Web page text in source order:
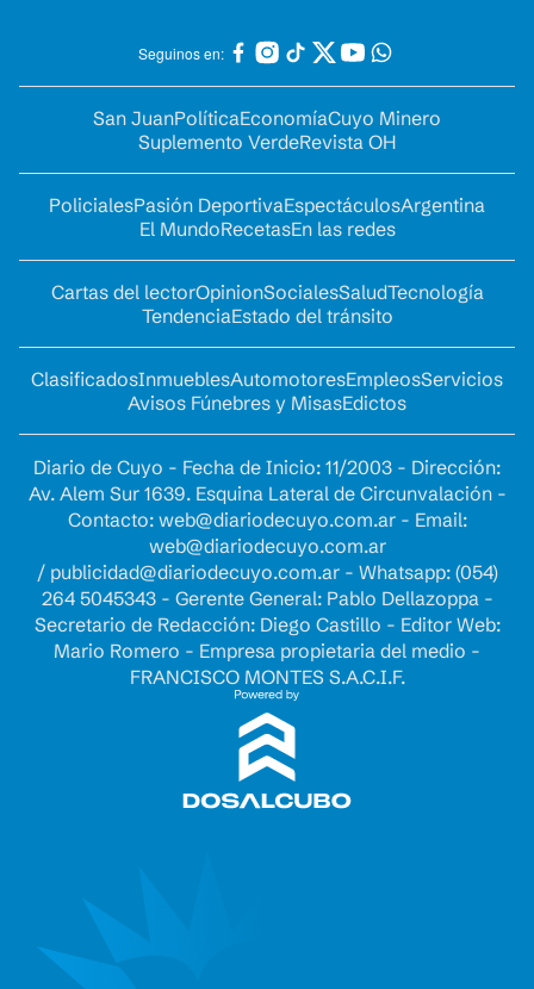
Seguinos en:
San JuanPolíticaEconomíaCuyo Minero
Suplemento VerdeRevista OH
PolicialesPasión DeportivaEspectáculosArgentina
El MundoRecetasEn las redes
Cartas del lectorOpinionSocialesSaludTecnología
TendenciaEstado del tránsito
ClasificadosInmueblesAutomotoresEmpleosServicios
Avisos Fúnebres y MisasEdictos
Diario de Cuyo - Fecha de Inicio: 11/2003 - Dirección:
Av. Alem Sur 1639. Esquina Lateral de Circunvalación -
Contacto: web@diariodecuyo.com.ar- Email:
web@diariodecuyo.com.ar
/ publicidad@diariodecuyo.com.ar- Whatsapp: (054)
264 5045343 - Gerente General: Pablo Dellazoppa -
Secretario de Redacción: Diego Castillo - Editor Web:
Mario Romero - Empresa propietaria del medio -
FRANCISCO MONTES S.A.C.I.F.